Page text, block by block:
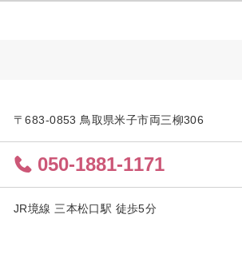
〒683-0853 鳥取県米子市両三柳306
050-1881-1171
JR境線 三本松口駅 徒歩5分